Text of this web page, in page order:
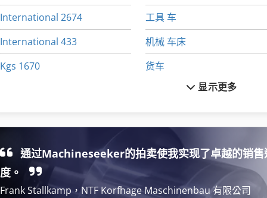
International 2674
International 433
Kgs 1670
卷 板
工具 车
机械 车床
货车
显示更多
通过Machineseeker的拍卖使我实现了卓越的销售
度。
Frank Stallkamp，NTF Korfhage Maschinenbau 有限公司